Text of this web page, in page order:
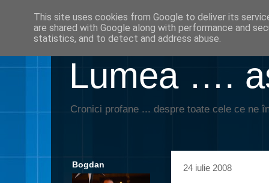
Lumea ….
Cronici profane ... despre toate cele ce ne
24 iulie 2008
Bogdan
This site uses cookies from Google to deliver its
are shared with Google along with performance and
statistics, and to detect and address abuse.